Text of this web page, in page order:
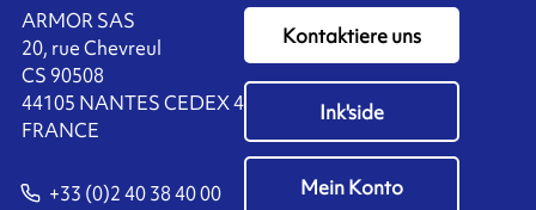
ARMOR SAS
20, rue Chevreul
CS 90508
44105 NANTES CEDEX 4
FRANCE
+33 (0)2 40 38 40 00
Kontaktiere uns
Ink'side
Mein Konto